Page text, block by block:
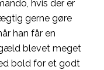
hvis der er
gerne gøre
han får en
blevet meget
bold for et godt